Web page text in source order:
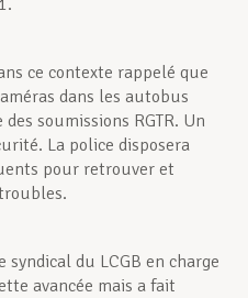
ce contexte rappelé que
dans les autobus
soumissions RGTR. Un
La police disposera
pour retrouver et
syndical du LCGB en charge
avancée mais a fait